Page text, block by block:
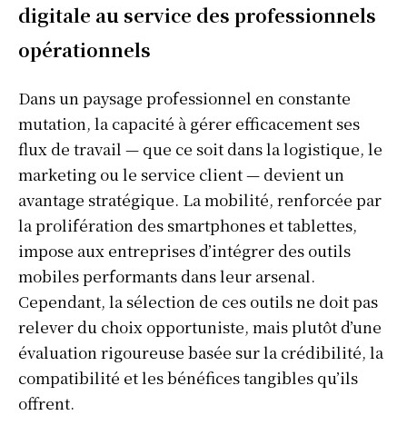
digitale au service des professionnels
opérationnels
Dans un paysage professionnel en constante
mutation, la capacité à gérer efficacement ses
flux de travail — que ce soit dans la logistique, le
marketing ou le service client — devient un
avantage stratégique. La mobilité, renforcée par
la prolifération des smartphones et tablettes,
impose aux entreprises d’intégrer des outils
mobiles performants dans leur arsenal.
Cependant, la sélection de ces outils ne doit pas
relever du choix opportuniste, mais plutôt d’une
évaluation rigoureuse basée sur la crédibilité, la
compatibilité et les bénéfices tangibles qu’ils
offrent.